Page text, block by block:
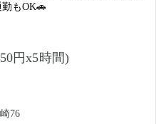
もOK🚗
円x5時間)
76